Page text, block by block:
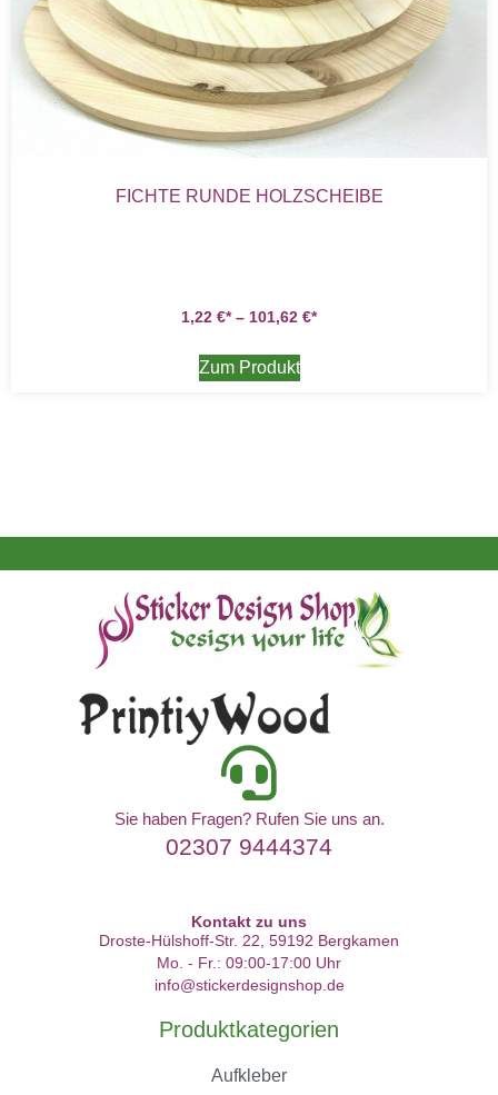
FICHTE RUNDE HOLZSCHEIBE
1,22 € – 101,62 €
Zum Produkt
Sie haben Fragen? Rufen Sie uns an.
02307 9444374
Kontakt zu uns
Droste-Hülshoff-Str. 22, 59192 Bergkamen
Mo. - Fr.: 09:00-17:00 Uhr
info@stickerdesignshop.de
Produktkategorien
Aufkleber